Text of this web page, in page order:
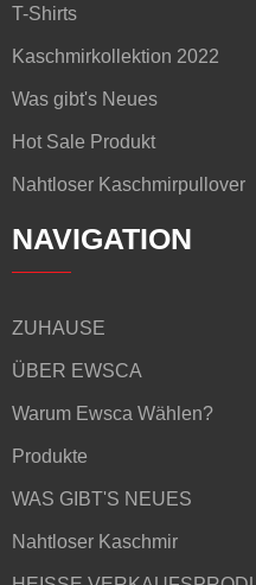
T-Shirts
Kaschmirkollektion 2022
Was gibt's Neues
Hot Sale Produkt
Nahtloser Kaschmirpullover
NAVIGATION
ZUHAUSE
ÜBER EWSCA
Warum Ewsca Wählen?
Produkte
WAS GIBT'S NEUES
Nahtloser Kaschmir